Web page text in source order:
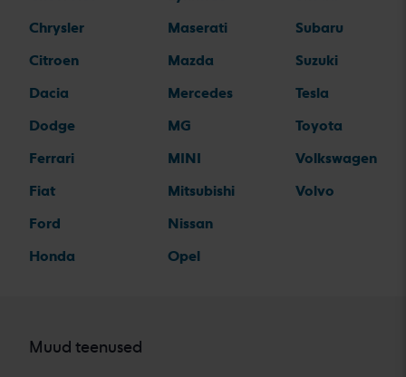
Chrysler
Citroen
Dacia
Dodge
Ferrari
Fiat
Ford
Honda
Maserati
Mazda
Mercedes
MG
MINI
Mitsubishi
Nissan
Opel
Subaru
Suzuki
Tesla
Toyota
Volkswagen
Volvo
Muud teenused